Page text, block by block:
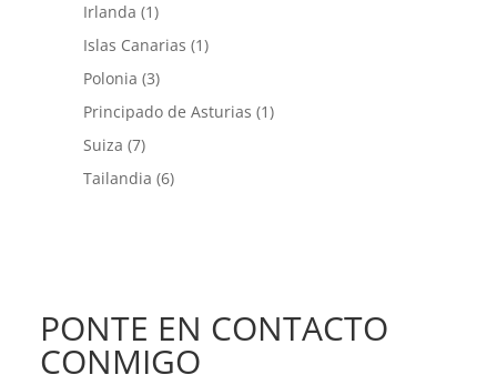
Irlanda (1)
Islas Canarias (1)
Polonia (3)
Principado de Asturias (1)
Suiza (7)
Tailandia (6)
PONTE EN CONTACTO
CONMIGO